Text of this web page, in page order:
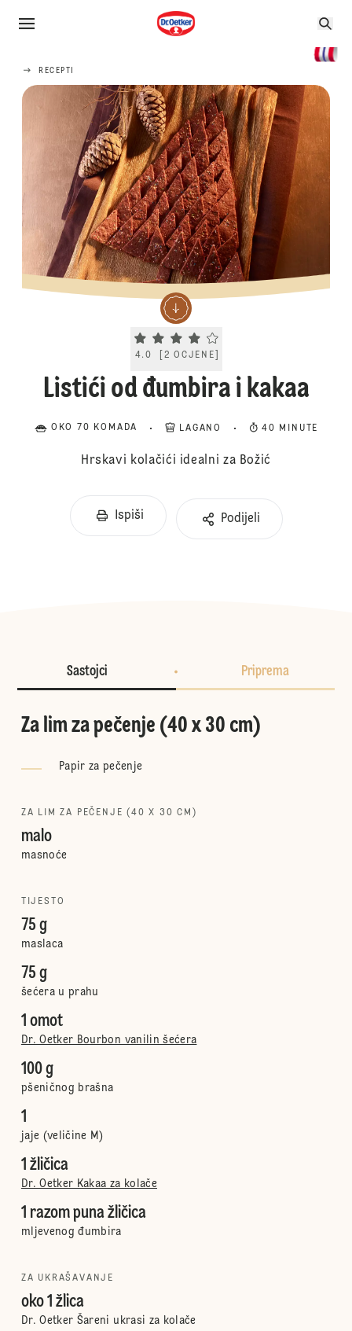
RECEPTI
Current rating 4.0. Click to rate.
4.0 2 OCJENE
Listići od đumbira i kakaa
OKO 70 KOMADA LAGANO 40 MINUTE
Hrskavi kolačići idealni za Božić
Ispiši Podijeli
Sastojci Priprema
Za lim za pečenje (40 x 30 cm)
Papir za pečenje
ZA LIM ZA PEČENJE (40 X 30 CM)
malo
masnoće
TIJESTO
75 g
maslaca
75 g
šećera u prahu
1 omot
Dr. Oetker Bourbon vanilin šećera
100 g
pšeničnog brašna
1
jaje (veličine M)
1 žličica
Dr. Oetker Kakaa za kolače
1 razom puna žličica
mljevenog đumbira
ZA UKRAŠAVANJE
oko 1 žlica
Dr. Oetker Šareni ukrasi za kolače